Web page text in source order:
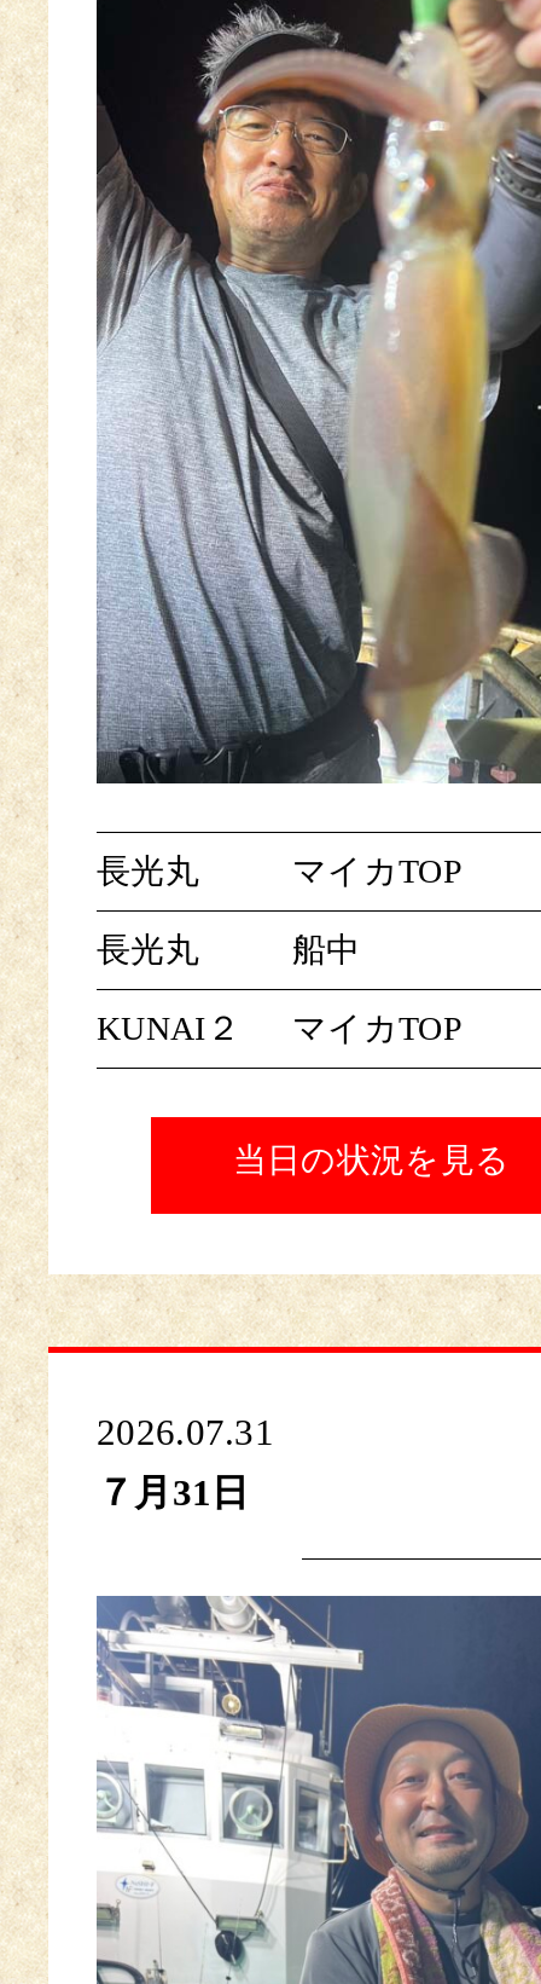
長光丸 マイカTOP
長光丸 船中
KUNAI２ マイカTOP
当日の状況を見る
2026.07.31
７月31日